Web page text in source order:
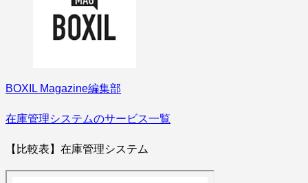
BOXIL Magazine編集部
在庫管理システムのサービス一覧
【比較表】在庫管理システム